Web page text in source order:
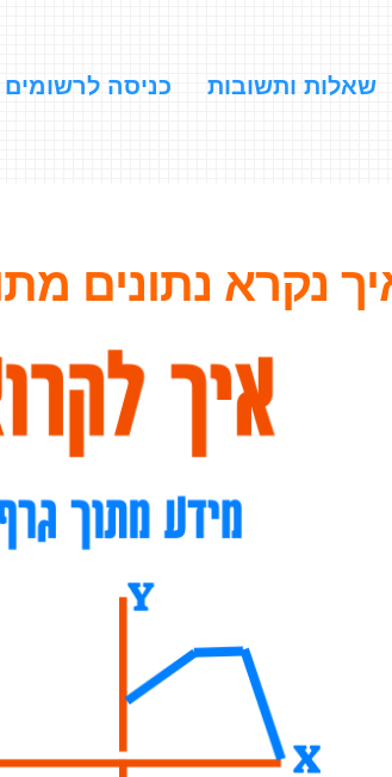
כניסה לרשומים שאלות ותשובות
נקרא נתונים